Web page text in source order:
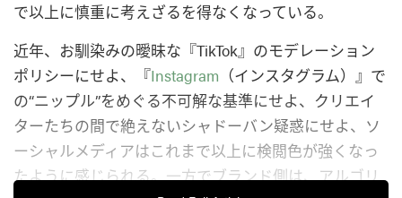
で以上に慎重に考えざるを得なくなっている。
近年、お馴染みの曖昧な『TikTok』のモデレーション
ポリシーにせよ、『Instagram （インスタグラム）』で
の“ニップル”をめぐる不可解な基準にせよ、クリエイ
ターたちの間で絶えないシャドーバン疑惑にせよ、ソ
ーシャルメディアはこれまで以上に検閲色が強くなっ
たように感じられる。一方でブランド側は、アルゴリ